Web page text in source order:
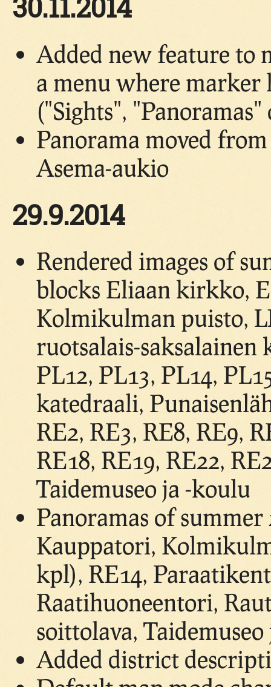
Added new feature to
a menu where marker
("Sights",
Panorama moved
Asema-aukio
29.9.2014
Rendered images of
blocks Eliaan kirkko,
Kolmikulman puisto,
ruotsalais-saksalainen
PL12, PL13, PL14,
katedraali,
RE2, RE3, RE8, RE9,
RE18, RE19, RE22,
Taidemuseo ja -koulu
Panoramas of
Kauppatori,
kpl), RE14,
Raatihuoneentori,
soittolava,
Added district